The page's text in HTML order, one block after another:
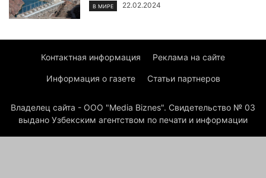
В МИРЕ 22.02.2024
Контактная информация Реклама на сайте
Информация о газете Статьи партнеров
Владелец сайта - ООО "Media Biznes". Свидетельство № 03
выдано Узбекским агентством по печати и информации